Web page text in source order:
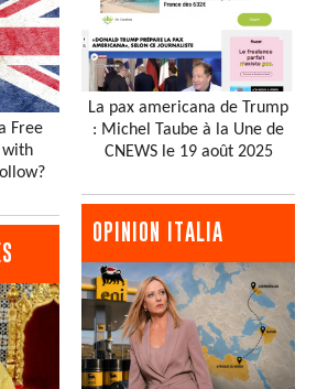
Free
with
La pax americana de Trump
: Michel Taube à la Une de
CNEWS le 19 août 2025
OPINION ITALIA